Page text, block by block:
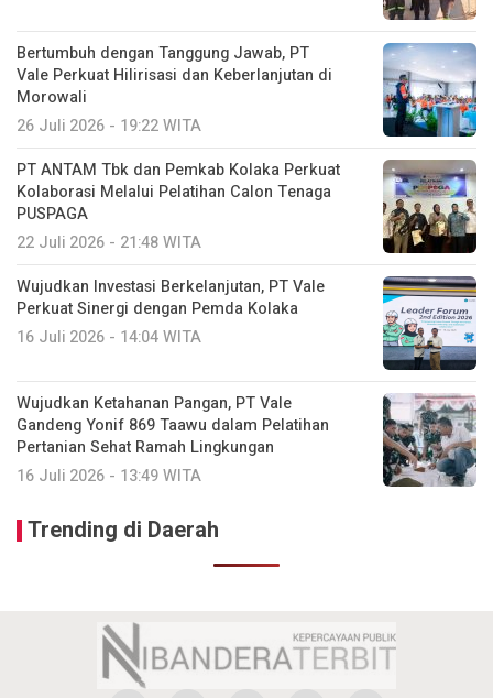
Bertumbuh dengan Tanggung Jawab, PT
Vale Perkuat Hilirisasi dan Keberlanjutan di
Morowali
26 Juli 2026 - 19:22 WITA
PT ANTAM Tbk dan Pemkab Kolaka Perkuat
Kolaborasi Melalui Pelatihan Calon Tenaga
PUSPAGA
22 Juli 2026 - 21:48 WITA
Wujudkan Investasi Berkelanjutan, PT Vale
Perkuat Sinergi dengan Pemda Kolaka
16 Juli 2026 - 14:04 WITA
Wujudkan Ketahanan Pangan, PT Vale
Gandeng Yonif 869 Taawu dalam Pelatihan
Pertanian Sehat Ramah Lingkungan
16 Juli 2026 - 13:49 WITA
Trending di Daerah